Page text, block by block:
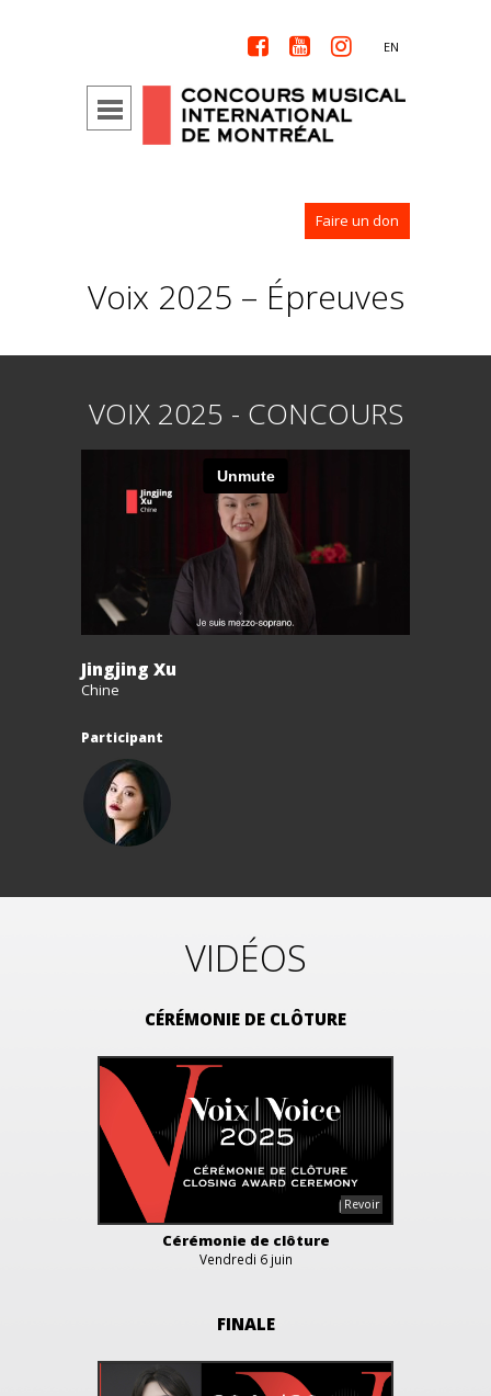
   EN
Faire un don
Voix 2025 – Épreuves
VOIX 2025 - CONCOURS
Jingjing Xu
Chine
Participant
VIDÉOS
CÉRÉMONIE DE CLÔTURE
Cérémonie de clôture
Vendredi 6 juin
FINALE